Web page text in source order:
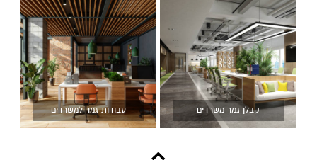
קבלן גמר משרדים עבודות גמר למשרדים